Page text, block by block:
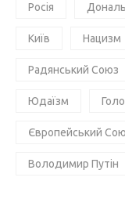
Росія
Київ Нацизм
Радянський Союз
Юдаїзм
Європейський
Володимир Путін